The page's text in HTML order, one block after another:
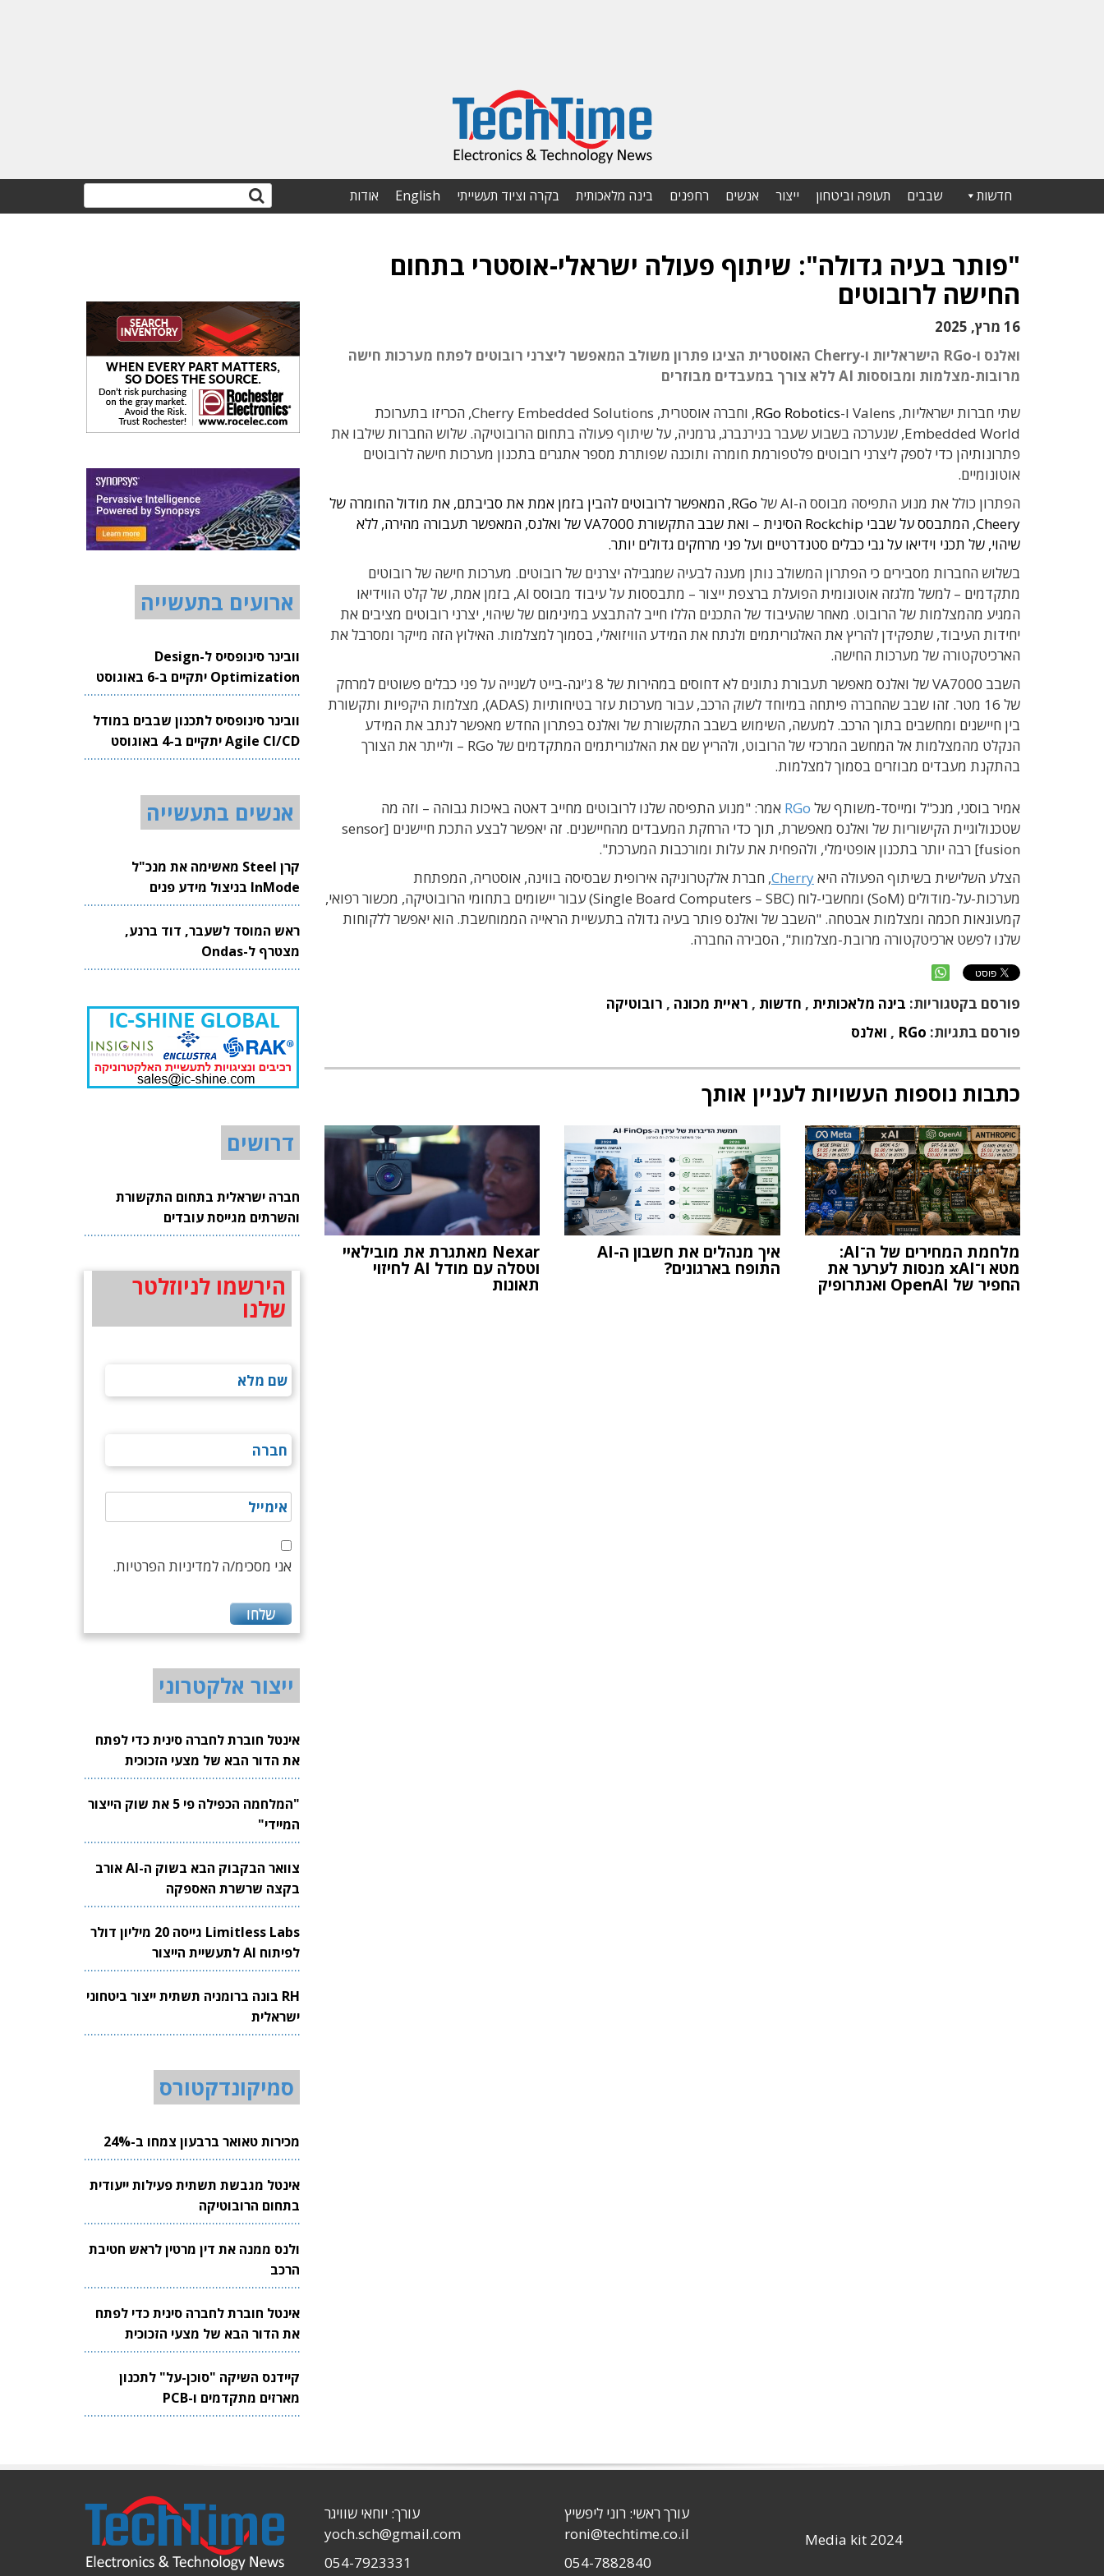
חדשות שבבים תעופה וביטחון ייצור אנשים רחפנים בינה מלאכותית בקרה וציוד תעשייתי English אודות
"פותר בעיה גדולה": שיתוף פעולה ישראלי-אוסטרי בתחום
החישה לרובוטים
16 מרץ, 2025
ואלנס ו-RGo הישראליות ו-Cherry האוסטרית הציגו פתרון משולב המאפשר ליצרני רובוטים לפתח מערכות חישה
מרובות-מצלמות ומבוססות AI ללא צורך במעבדים מבוזרים
שתי חברות ישראליות, Valens ו-
RGo Robotics
, וחברה אוסטרית, Cherry Embedded Solutions, הכריזו בתערוכת
Embedded World, שנערכה בשבוע שעבר בנירנברג, גרמניה, על שיתוף פעולה בתחום הרובוטיקה. שלוש החברות שילבו את
פתרונותיהן כדי לספק ליצרני רובוטים פלטפורמת חומרה ותוכנה שפותרת מספר אתגרים בתכנון מערכות חישה לרובוטים
אוטונומיים.
הפתרון כולל את מנוע התפיסה מבוסס ה-AI של
RGo, המאפשר לרובוטים להבין בזמן אמת את סביבתם, את מודול החומרה של
Cheery, המתבסס על שבבי Rockchip הסינית – ואת שבב התקשורת VA7000 של ואלנס, המאפשר תעבורה מהירה, ללא
שיהוי, של תכני וידיאו על גבי כבלים סטנדרטיים ועל פני מרחקים גדולים יותר.
בשלוש החברות מסבירים כי הפתרון המשולב נותן מענה לבעיה שמגבילה יצרנים של רובוטים. מערכות חישה של רובוטים
מתקדמים – למשל מלגזה אוטונומית הפועלת ברצפת ייצור – מתבססות על עיבוד מבוסס AI, בזמן אמת, של קלט הווידיאו
המגיע מהמצלמות של הרובוט. מאחר שהעיבוד של התכנים הללו חייב להתבצע במינימום של שיהוי, יצרני רובוטים מציבים את
יחידות העיבוד, שתפקידן להריץ את האלגוריתמים ולנתח את המידע הוויזואלי, בסמוך למצלמות. האילוץ הזה מייקר ומסרבל את
הארכיטקטורה של מערכות החישה.
השבב VA7000 של ואלנס מאפשר תעבורת נתונים לא דחוסים במהירות של 8 ג'יגה-בייט לשנייה על פני כבלים פשוטים למרחק
של 16 מטר. זהו שבב שהחברה פיתחה במיוחד לשוק הרכב, עבור מערכות עזר בטיחותיות (ADAS), מצלמות היקפיות ותקשורת
בין חיישנים ומחשבים בתוך הרכב. למעשה, השימוש בשבב התקשורת של ואלנס בפתרון החדש מאפשר לנתב את המידע
הנקלט מהמצלמות אל המחשב המרכזי של הרובוט, ולהריץ שם את האלגוריתמים המתקדמים של RGo – ולייתר את הצורך
בהתקנת מעבדים מבוזרים בסמוך למצלמות.
אמיר בוסני, מנכ"ל ומייסד-משותף של RGo אמר: "מנוע התפיסה שלנו לרובוטים מחייב דאטה באיכות גבוהה – וזה מה
שטכנולוגיית הקישוריות של ואלנס מאפשרת, תוך כדי הרחקת המעבדים מהחיישנים. זה יאפשר לבצע התכת חיישנים [sensor
fusion] רבה יותר בתכנון אופטימלי, ולהפחית את עלות ומורכבות המערכת".
הצלע השלישית בשיתוף הפעולה היאCherry, חברת אלקטרוניקה אירופית שבסיסה בווינה, אוסטריה, המפתחת
מערכות-על-מודולים (SoM) ומחשבי-לוח (Single Board Computers – SBC) עבור יישומים בתחומי הרובוטיקה, מכשור רפואי,
קמעונאות חכמה ומצלמות אבטחה. "השבב של ואלנס פותר בעיה גדולה בתעשיית הראייה הממוחשבת. הוא יאפשר ללקוחות
שלנו לפשט ארכיטקטורה מרובת-מצלמות", הסבירה החברה.
פורסם בקטגוריות: בינה מלאכותית , חדשות , ראיית מכונה , רובוטיקה
פורסם בתגיות: RGo
, ואלנס
כתבות נוספות העשויות לעניין אותך
מלחמת המחירים של ה־AI:
מטא ו־xAI מנסות לערער את
החפיר של OpenAI ואנתרופיק
איך מנהלים את חשבון ה-AI
התופח בארגונים?
Nexar מאתגרת את מובילאיי
וטסלה עם מודל AI לחיזוי
תאונות
ארועים בתעשייה
וובינר סינופסיס ל-Design
Optimization יתקיים ב-6 באוגוסט
2026
וובינר סינופסיס לתכנון שבבים במודל
Agile CI/CD יתקיים ב-4 באוגוסט
2026
אנשים בתעשייה
קרן Steel מאשימה את מנכ"ל
InMode בניצול מידע פנים
ראש המוסד לשעבר, דוד ברנע,
מצטרף ל-Ondas
דרושים
חברה ישראלית בתחום התקשורת
והשרתים מגייסת עובדים
הירשמו לניוזלטר
שלנו
אני מסכימ/ה למדיניות הפרטיות.
ייצור אלקטרוני
אינטל חוברת לחברה סינית כדי לפתח
את הדור הבא של מצעי הזכוכית
לשבבים
"המלחמה הכפילה פי 5 את שוק הייצור
המיידי"
צוואר הבקבוק הבא בשוק ה-AI אורב
בקצה שרשרת האספקה
Limitless Labs גייסה 20 מיליון דולר
לפיתוח AI לתעשיית הייצור
RH בונה ברומניה תשתית ייצור ביטחוני
ישראלית
סמיקונדקטורס
מכירות טאואר ברבעון צמחו ב-24%
אינטל מגבשת תשתית פעילות ייעודית
בתחום הרובוטיקה
ולנס ממנה את דין מרטין לראש חטיבת
הרכב
אינטל חוברת לחברה סינית כדי לפתח
את הדור הבא של מצעי הזכוכית
לשבבים
קיידנס השיקה "סוכן-על" לתכנון
מארזים מתקדמים ו-PCB
Media kit 2024
עורך ראשי: רוני ליפשיץ
roni@techtime.co.il
054-7882840
עורך: יוחאי שוויגר
yoch.sch@gmail.com
054-7923331